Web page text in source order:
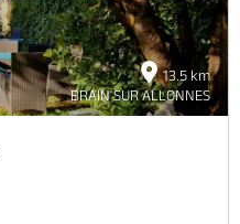
13.5 km
BRAIN SUR ALLONNES